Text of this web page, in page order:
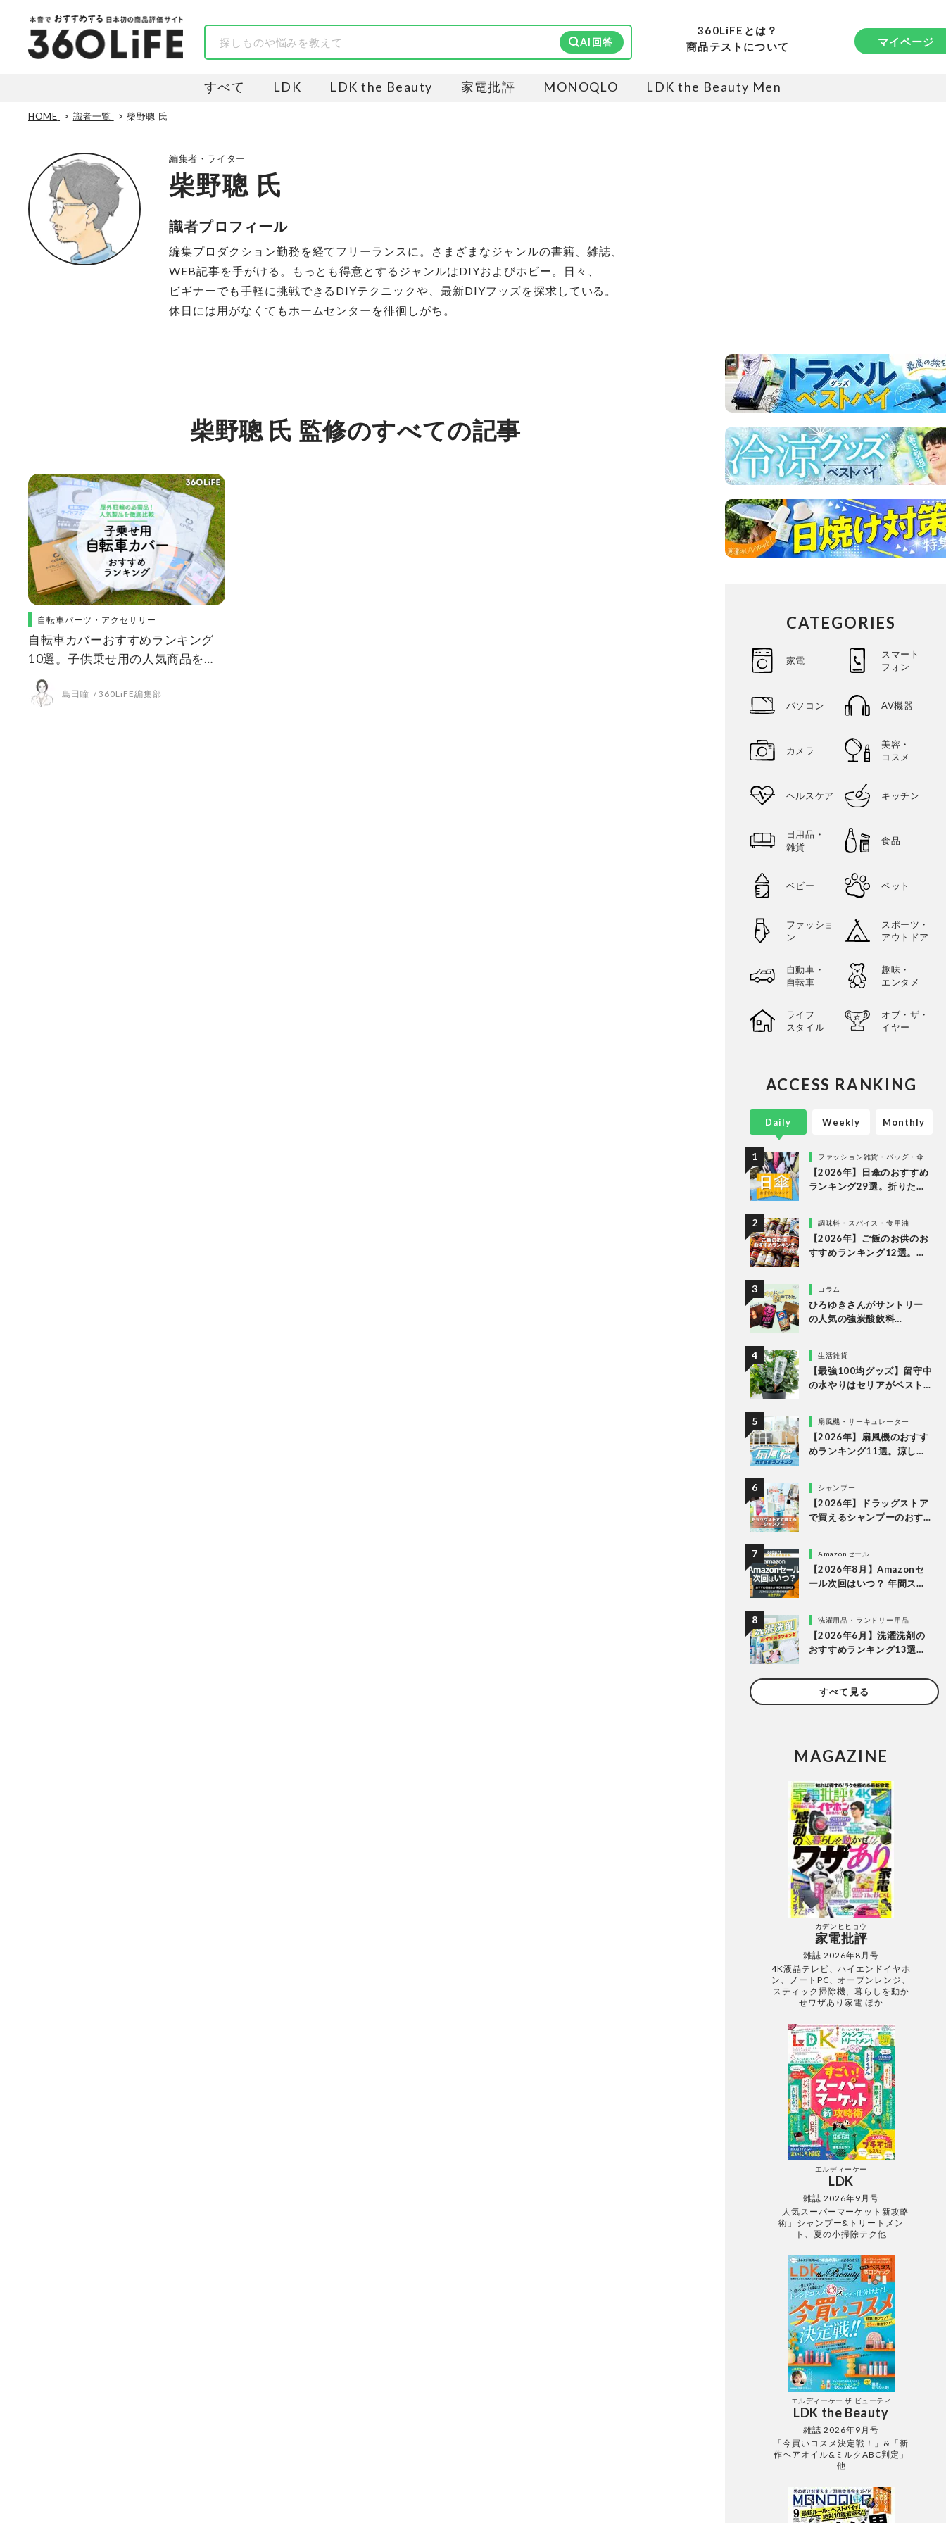
AI回答
360LiFEとは？
商品テストについて
マイページ
すべて LDK LDK the Beauty 家電批評 MONOQLO LDK the Beauty Men
HOME 識者一覧 柴野聰 氏
編集者・ライター
柴野聰 氏
識者プロフィール
編集プロダクション勤務を経てフリーランスに。さまざまなジャンルの書籍、雑誌、
WEB記事を手がける。もっとも得意とするジャンルはDIYおよびホビー。日々、
ビギナーでも手軽に挑戦できるDIYテクニックや、最新DIYフッズを探求している。
休日には用がなくてもホームセンターを徘徊しがち。
柴野聰 氏 監修のすべての記事
自転車パーツ・アクセサリー
自転車カバーおすすめランキング
10選。子供乗せ用の人気商品を徹
底比較
島田瞳 360LiFE編集部
CATEGORIES
家電
スマート
フォン
パソコン AV機器
カメラ
美容・
コスメ
ヘルスケア キッチン
日用品・
雑貨
食品
ベビー ペット
ファッショ
ン
スポーツ・
アウトドア
自動車・
自転車
趣味・
エンタメ
ライフ
スタイル
オブ・ザ・
イヤー
ACCESS RANKING
Daily
ファッション雑貨・バッグ・傘
【2026年】日傘のおすすめ
ランキング29選。折りたた
調味料・スパイス・食用油
【2026年】ご飯のお供のお
すすめランキング12選。
比較コラム
ひろゆきさんがサントリー
の人気の強炭酸飲料
を実飲して食レポ！
生活雑貨
【最強100均グッズ】留守中
の水やりはセリアがベスト
扇風機・サーキュレーター
【2026年】扇風機のおすす
めランキング11選。涼しい
シャンプー
【2026年】ドラッグストア
で買えるシャンプーのおす
比較Amazonセール
【2026年8月】Amazonセ
ール次回はいつ？ 年間スケ
洗濯用品・ランドリー用品
【2026年6月】洗濯洗剤の
おすすめランキング13選。
ル・粉末の人気商品を比較
検証
すべて見る
Weekly Monthly
MAGAZINE
カデンヒヒョウ
家電批評
雑誌 2026年8月号
4K液晶テレビ、ハイエンドイヤホ
ン、ノートPC、オーブンレンジ、
スティック掃除機、暮らしを動か
せワザあり家電 ほか
エルディーケー
LDK
雑誌 2026年9月号
「人気スーパーマーケット新攻略
術」シャンプー&トリートメン
ト、夏の小掃除テク他
エルディーケー ザ ビューティ
LDK the Beauty
雑誌 2026年9月号
「今買いコスメ決定戦！」&「新
作ヘアオイル&ミルクABC判定」
他